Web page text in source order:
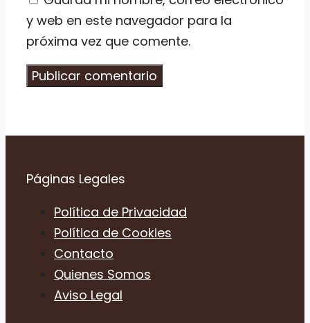
y web en este navegador para la
próxima vez que comente.
Páginas Legales
Política de Privacidad
Política de Cookies
Contacto
Quienes Somos
Aviso Legal